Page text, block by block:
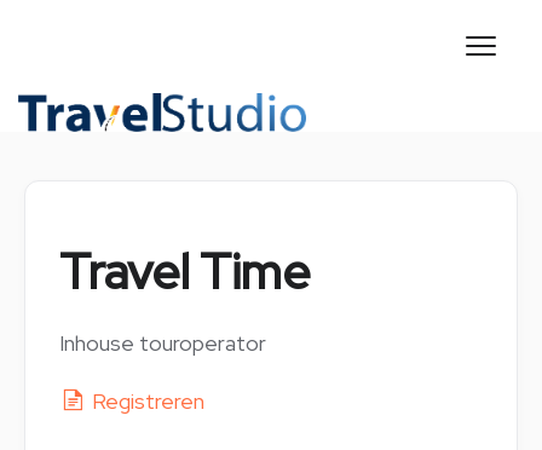
Travel Time
Inhouse touroperator
Registreren